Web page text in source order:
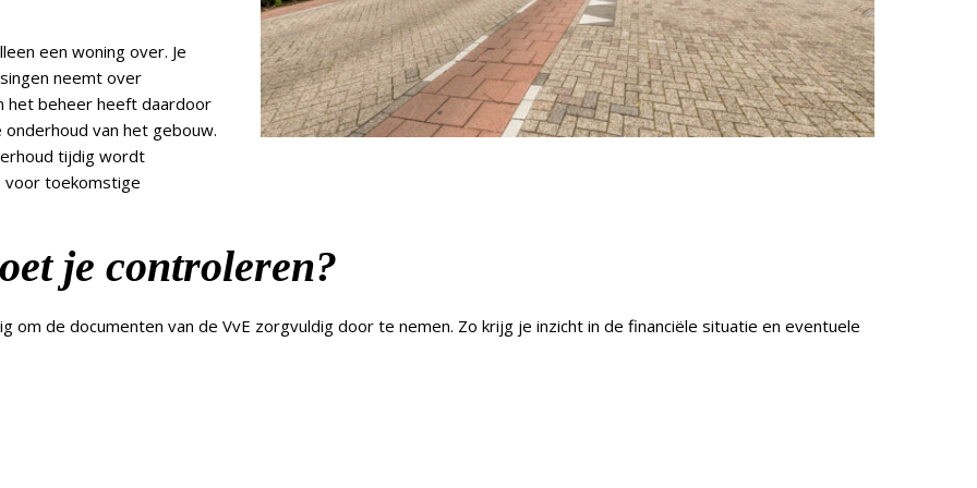
een woning over. Je
neemt over
het beheer heeft daardoor
van het gebouw.
tijdig wordt
voor toekomstige
je controleren?
de documenten van de VvE zorgvuldig door te nemen. Zo krijg je inzicht in de financiële situatie en eventuele